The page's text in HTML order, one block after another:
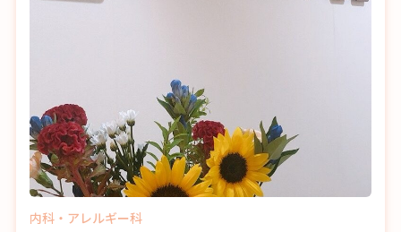
内科・アレルギー科